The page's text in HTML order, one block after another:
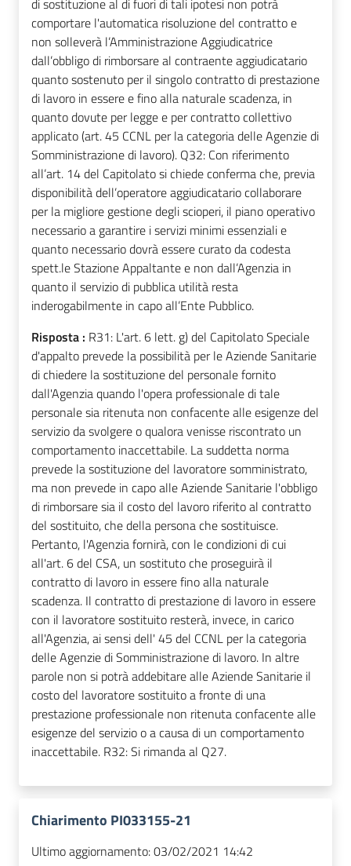
di sostituzione al di fuori di tali ipotesi non potrà
comportare l'automatica risoluzione del contratto e
non solleverà l’Amministrazione Aggiudicatrice
dall’obbligo di rimborsare al contraente aggiudicatario
quanto sostenuto per il singolo contratto di prestazione
di lavoro in essere e fino alla naturale scadenza, in
quanto dovute per legge e per contratto collettivo
applicato (art. 45 CCNL per la categoria delle Agenzie di
Somministrazione di lavoro). Q32: Con riferimento
all’art. 14 del Capitolato si chiede conferma che, previa
disponibilità dell’operatore aggiudicatario collaborare
per la migliore gestione degli scioperi, il piano operativo
necessario a garantire i servizi minimi essenziali e
quanto necessario dovrà essere curato da codesta
spett.le Stazione Appaltante e non dall’Agenzia in
quanto il servizio di pubblica utilità resta
inderogabilmente in capo all’Ente Pubblico.
Risposta : R31: L'art. 6 lett. g) del Capitolato Speciale
d'appalto prevede la possibilità per le Aziende Sanitarie
di chiedere la sostituzione del personale fornito
dall'Agenzia quando l'opera professionale di tale
personale sia ritenuta non confacente alle esigenze del
servizio da svolgere o qualora venisse riscontrato un
comportamento inaccettabile. La suddetta norma
prevede la sostituzione del lavoratore somministrato,
ma non prevede in capo alle Aziende Sanitarie l'obbligo
di rimborsare sia il costo del lavoro riferito al contratto
del sostituito, che della persona che sostituisce.
Pertanto, l'Agenzia fornirà, con le condizioni di cui
all'art. 6 del CSA, un sostituto che proseguirà il
contratto di lavoro in essere fino alla naturale
scadenza. Il contratto di prestazione di lavoro in essere
con il lavoratore sostituito resterà, invece, in carico
all'Agenzia, ai sensi dell' 45 del CCNL per la categoria
delle Agenzie di Somministrazione di lavoro. In altre
parole non si potrà addebitare alle Aziende Sanitarie il
costo del lavoratore sostituito a fronte di una
prestazione professionale non ritenuta confacente alle
esigenze del servizio o a causa di un comportamento
inaccettabile. R32: Si rimanda al Q27.
Chiarimento PI033155-21
Ultimo aggiornamento:03/02/2021 14:42